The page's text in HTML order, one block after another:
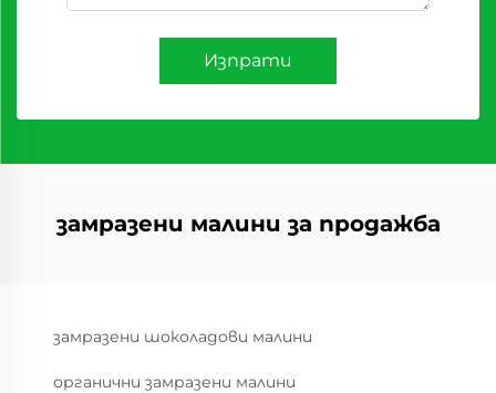
Изпрати
замразени малини за продажба
замразени шоколадови малини
органични замразени малини